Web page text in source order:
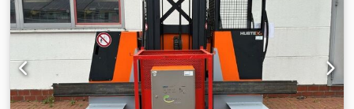
Batteriedaten: 48 V, 5 PZS, 775 Ah, Baujahr 2016